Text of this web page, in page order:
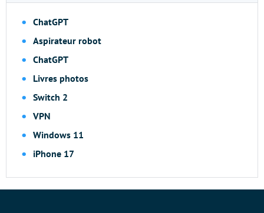
ChatGPT
Aspirateur robot
ChatGPT
Livres photos
Switch 2
VPN
Windows 11
iPhone 17